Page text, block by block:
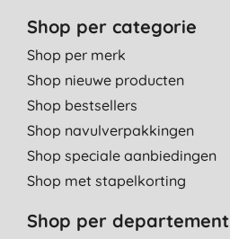
Shop per categorie
Shop per merk
Shop nieuwe producten
Shop bestsellers
Shop navulverpakkingen
Shop speciale aanbiedingen
Shop met stapelkorting
Shop per departement